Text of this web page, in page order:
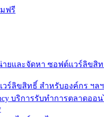
ร์ลิขสิทธิ์ สำหรับองค์กร ฯลฯ